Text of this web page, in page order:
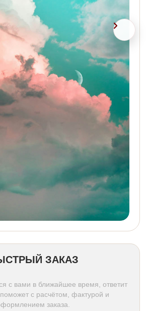
ЗАКАЗ
с вами в ближайшее время, ответит
с расчётом, фактурой и
заказа.